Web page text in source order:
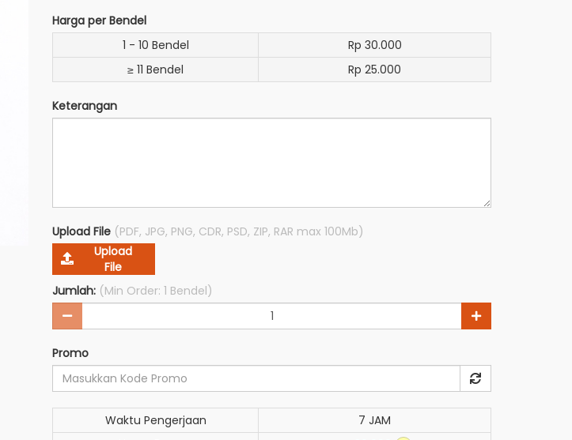
Harga per Bendel
1 - 10 Bendel
Rp 30.000
≥ 11 Bendel
Rp 25.000
Keterangan
Upload File (PDF, JPG, PNG, CDR, PSD, ZIP, RAR max 100Mb)
Upload
File
Jumlah: (Min Order: 1 Bendel)
Promo
Waktu Pengerjaan
7 JAM